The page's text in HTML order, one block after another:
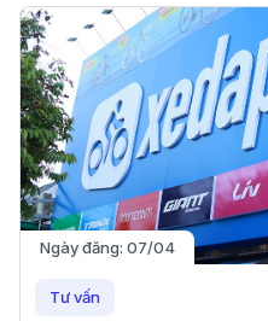
Ngày đăng: 07/04
Tư vấn